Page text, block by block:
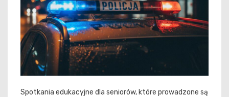
Spotkania edukacyjne dla seniorów, które prowadzone są